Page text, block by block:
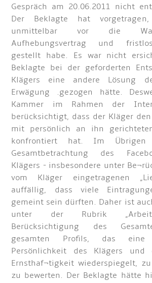
Gespräch am 20.06.2011 nicht
Der Beklagte hat
unmittelbar vor die
Aufhebungsvertrag und
gestellt habe. Es war nicht
Beklagte bei der geforderten
Klägers eine andere Lösung
Erwägung .gezogen hätte.
Kammer im Rahmen der
berücksichtigt, dass der Kläger
mit persönlich an ihn
konfrontiert hat. Im
Gesamtbetrachtung des
Klägers - insbesondere unter
vom Kläger eingetragenen
auffällig, dass viele
gemeint sein dürften. Daher ist
unter der Rubrik
Berücksichtigung des
gesamten Profils, das
Persönlichkeit des Klägers
Ernsthaf¬tigkeit wiederspiegelt,
zu bewerten. Der Beklagte hätte